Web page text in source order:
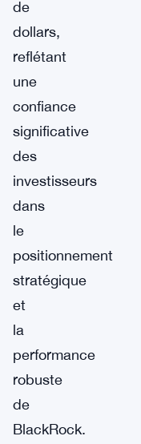
de
dollars,
reflétant
une
confiance
significative
des
investisseurs
dans
le
positionnement
stratégique
et
la
performance
robuste
de
BlackRock.